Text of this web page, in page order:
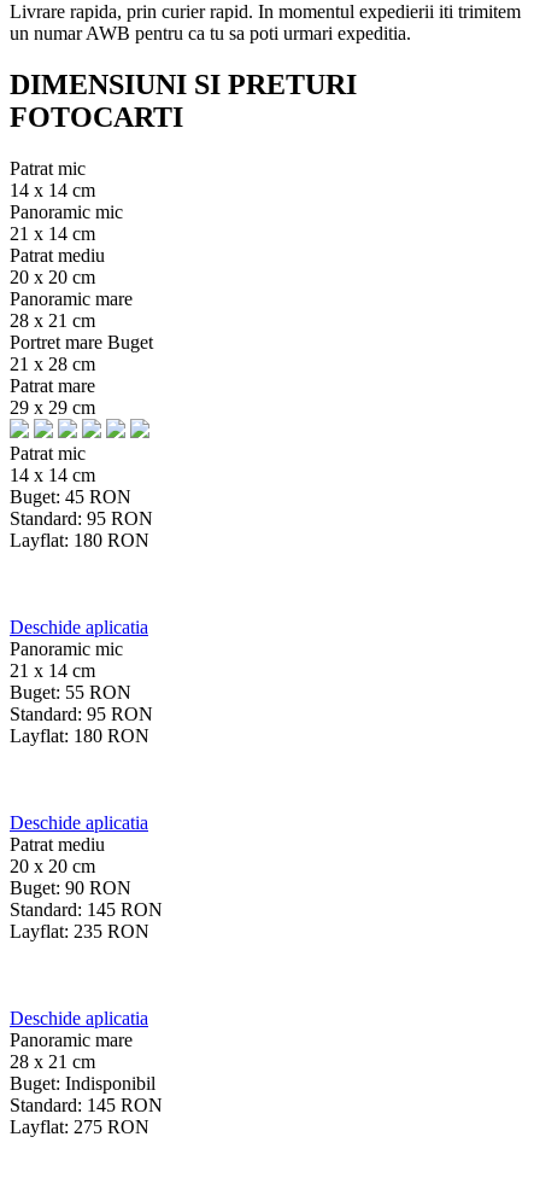
Livrare rapida, prin curier rapid. In momentul expedierii iti trimitem
un numar AWB pentru ca tu sa poti urmari expeditia.
DIMENSIUNI SI PRETURI
FOTOCARTI
Patrat mic
14 x 14 cm
Panoramic mic
21 x 14 cm
Patrat mediu
20 x 20 cm
Panoramic mare
28 x 21 cm
Portret mare Buget
21 x 28 cm
Patrat mare
29 x 29 cm
Patrat mic
14 x 14 cm
Buget: 45 RON
Standard: 95 RON
Layflat: 180 RON
Deschide aplicatia
Panoramic mic
21 x 14 cm
Buget: 55 RON
Standard: 95 RON
Layflat: 180 RON
Deschide aplicatia
Patrat mediu
20 x 20 cm
Buget: 90 RON
Standard: 145 RON
Layflat: 235 RON
Deschide aplicatia
Panoramic mare
28 x 21 cm
Buget: Indisponibil
Standard: 145 RON
Layflat: 275 RON